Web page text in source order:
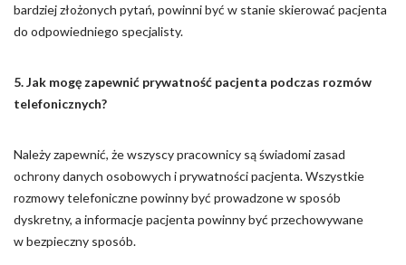
bardziej złożonych pytań, powinni być w stanie skierować pacjenta
do odpowiedniego specjalisty.
5. Jak mogę zapewnić prywatność pacjenta podczas rozmów
telefonicznych?
Należy zapewnić, że wszyscy pracownicy są świadomi zasad
ochrony danych osobowych i prywatności pacjenta. Wszystkie
rozmowy telefoniczne powinny być prowadzone w sposób
dyskretny, a informacje pacjenta powinny być przechowywane
w bezpieczny sposób.